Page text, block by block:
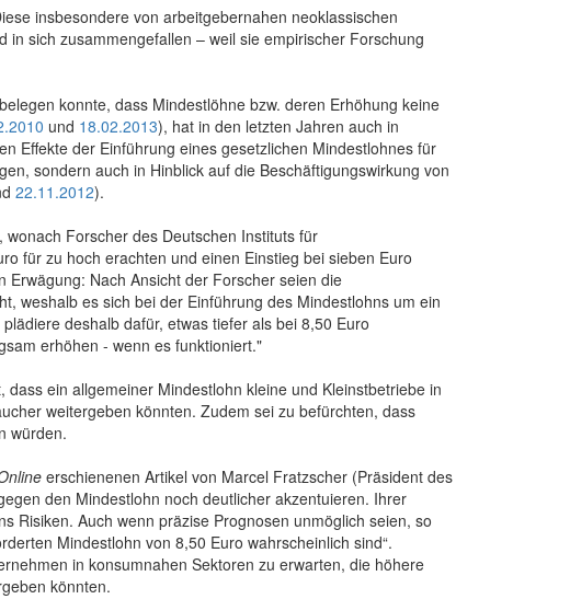
insbesondere von arbeitgebernahen neoklassischen
sich zusammengefallen – weil sie empirischer Forschung
konnte, dass Mindestlöhne bzw. deren Erhöhung keine
und 18.02.2013), hat in den letzten Jahren auch in
Effekte der Einführung eines gesetzlichen Mindestlohnes für
sondern auch in Hinblick auf die Beschäftigungswirkung von
22.11.2012).
wonach Forscher des Deutschen Instituts für
für zu hoch erachten und einen Einstieg bei sieben Euro
Nach Ansicht der Forscher seien die
weshalb es sich bei der Einführung des Mindestlohns um ein
deshalb dafür, etwas tiefer als bei 8,50 Euro
erhöhen - wenn es funktioniert."
ein allgemeiner Mindestlohn kleine und Kleinstbetriebe in
weitergeben könnten. Zudem sei zu befürchten, dass
würden.
erschienenen Artikel von Marcel Fratzscher (Präsident des
den Mindestlohn noch deutlicher akzentuieren. Ihrer
Risiken. Auch wenn präzise Prognosen unmöglich seien, so
Mindestlohn von 8,50 Euro wahrscheinlich sind“.
in konsumnahen Sektoren zu erwarten, die höhere
könnten.